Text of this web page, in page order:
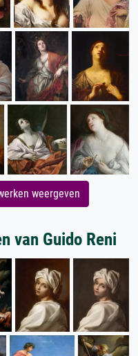
weergeven
van Guido Reni